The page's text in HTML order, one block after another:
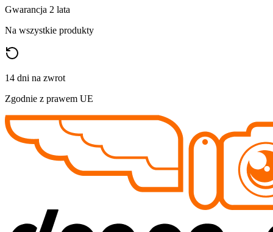
Gwarancja 2 lata
Na wszystkie produkty
14 dni na zwrot
Zgodnie z prawem UE